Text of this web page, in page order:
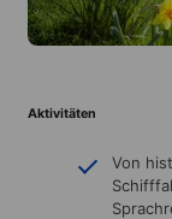
Aktivitäten
Von